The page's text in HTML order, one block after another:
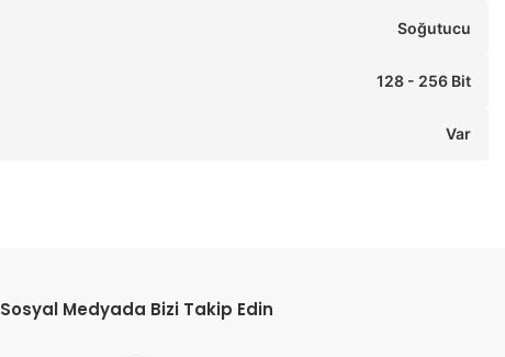
Soğutucu
128 - 256 Bit
Var
Sosyal Medyada Bizi Takip Edin